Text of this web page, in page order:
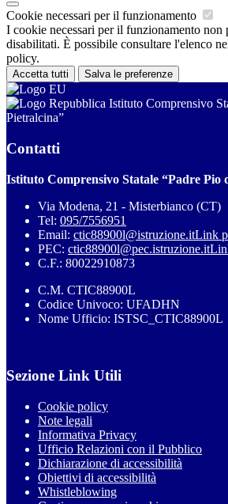
Cookie necessari per il funzionamento
I cookie necessari per il funzionamento non
disabilitati. È possibile consultare l'elenco
policy.
Accetta tutti Salva le preferenze
Istituto Comprensivo
Pietralcina”
Contatti
Istituto Comprensivo Statale “Padre Pio
Via Modena, 21 - Misterbianco (CT)
Tel: 095/7556951
Email: ctic88900l@istruzione.itLink
PEC: ctic88900l@pec.istruzione.it
C.F.: 80022910873
C.M. CTIC88900L
Codice Univoco: UFADHN
Nome Ufficio: ISTSC_CTIC88900L
Sezione Link Utili
Cookie policy
Note legali
Informativa Privacy
Ufficio Relazioni con il Pubblico
Dichiarazione di accessibilità
Obiettivi di accessibilità
Whistleblowing